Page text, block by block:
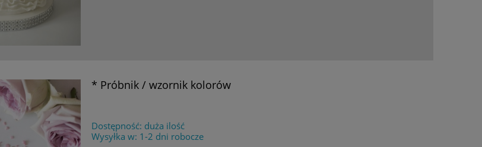
* Próbnik / wzornik kolorów
Dostępność: duża ilość
Wysyłka w: 1-2 dni robocze